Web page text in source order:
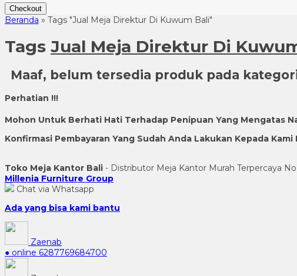
Checkout
Beranda » Tags "Jual Meja Direktur Di Kuwum Bali"
Tags Jual Meja Direktur Di
Maaf, belum tersedia produk pada
Perhatian !!!
Mohon Untuk Berhati Hati Terhadap Penipuan Yang Mengatas
Konfirmasi Pembayaran Yang Sudah Anda Lakukan Kepada
Toko Meja Kantor Bali - Distributor Meja Kantor Murah Terpercaya No
Millenia Furniture Group
Chat via Whatsapp
Ada yang bisa kami bantu
Zaenab
● online 6287769684700